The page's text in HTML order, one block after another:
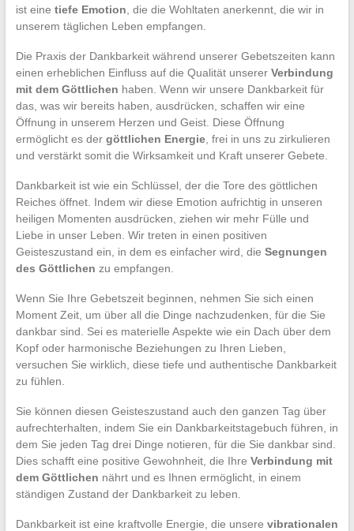
ist eine tiefe Emotion , die die Wohltaten anerkennt, die wir in
unserem täglichen Leben empfangen.
Die Praxis der Dankbarkeit während unserer Gebetszeiten kann
einen erheblichen Einfluss auf die Qualität unserer Verbindung
mit dem Göttlichen haben. Wenn wir unsere Dankbarkeit für
das, was wir bereits haben, ausdrücken, schaffen wir eine
Öffnung in unserem Herzen und Geist. Diese Öffnung
ermöglicht es der göttlichen Energie, frei in uns zu zirkulieren
und verstärkt somit die Wirksamkeit und Kraft unserer Gebete.
Dankbarkeit ist wie ein Schlüssel, der die Tore des göttlichen
Reiches öffnet. Indem wir diese Emotion aufrichtig in unseren
heiligen Momenten ausdrücken, ziehen wir mehr Fülle und
Liebe in unser Leben. Wir treten in einen positiven
Geisteszustand ein, in dem es einfacher wird, die Segnungen
des Göttlichen zu empfangen.
Wenn Sie Ihre Gebetszeit beginnen, nehmen Sie sich einen
Moment Zeit, um über all die Dinge nachzudenken, für die Sie
dankbar sind. Sei es materielle Aspekte wie ein Dach über dem
Kopf oder harmonische Beziehungen zu Ihren Lieben,
versuchen Sie wirklich, diese tiefe und authentische Dankbarkeit
zu fühlen.
Sie können diesen Geisteszustand auch den ganzen Tag über
aufrechterhalten, indem Sie ein Dankbarkeitstagebuch führen, in
dem Sie jeden Tag drei Dinge notieren, für die Sie dankbar sind.
Dies schafft eine positive Gewohnheit, die Ihre Verbindung mit
dem Göttlichen nährt und es Ihnen ermöglicht, in einem
ständigen Zustand der Dankbarkeit zu leben.
Dankbarkeit ist eine kraftvolle Energie, die unsere vibrationalen